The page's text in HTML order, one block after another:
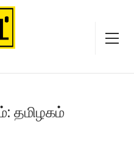
தமிழகம்